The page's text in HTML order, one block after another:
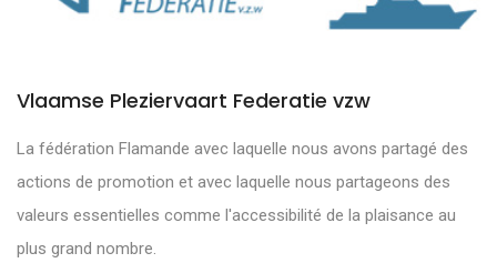
Vlaamse Pleziervaart Federatie vzw
La fédération Flamande avec laquelle nous avons partagé des
actions de promotion et avec laquelle nous partageons des
valeurs essentielles comme l'accessibilité de la plaisance au
plus grand nombre.